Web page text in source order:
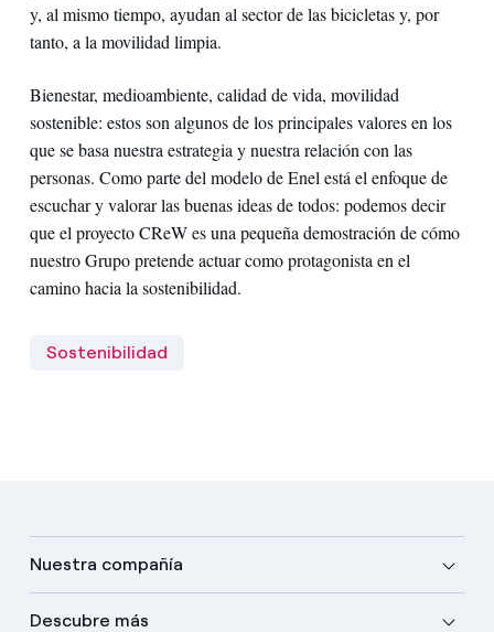
y, al mismo tiempo, ayudan al sector de las bicicletas y, por
tanto, a la movilidad limpia.
Bienestar, medioambiente, calidad de vida, movilidad
sostenible: estos son algunos de los principales valores en los
que se basa nuestra estrategia y nuestra relación con las
personas. Como parte del modelo de Enel está el enfoque de
escuchar y valorar las buenas ideas de todos: podemos decir
que el proyecto CReW es una pequeña demostración de cómo
nuestro Grupo pretende actuar como protagonista en el
camino hacia la sostenibilidad.
Sostenibilidad
Nuestra compañía
Descubre más